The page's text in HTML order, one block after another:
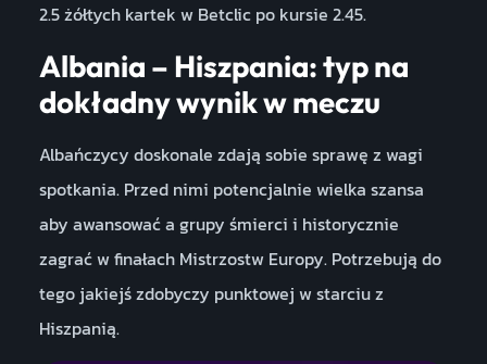
2.5 żółtych kartek w Betclic po kursie 2.45.
Albania – Hiszpania: typ na
dokładny wynik w meczu
Albańczycy doskonale zdają sobie sprawę z wagi
spotkania. Przed nimi potencjalnie wielka szansa
aby awansować a grupy śmierci i historycznie
zagrać w finałach Mistrzostw Europy. Potrzebują do
tego jakiejś zdobyczy punktowej w starciu z
Hiszpanią.